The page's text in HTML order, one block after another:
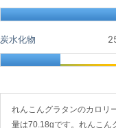
炭水化物
れんこんグラタンのカロリ
量は70.18gです。れんこん